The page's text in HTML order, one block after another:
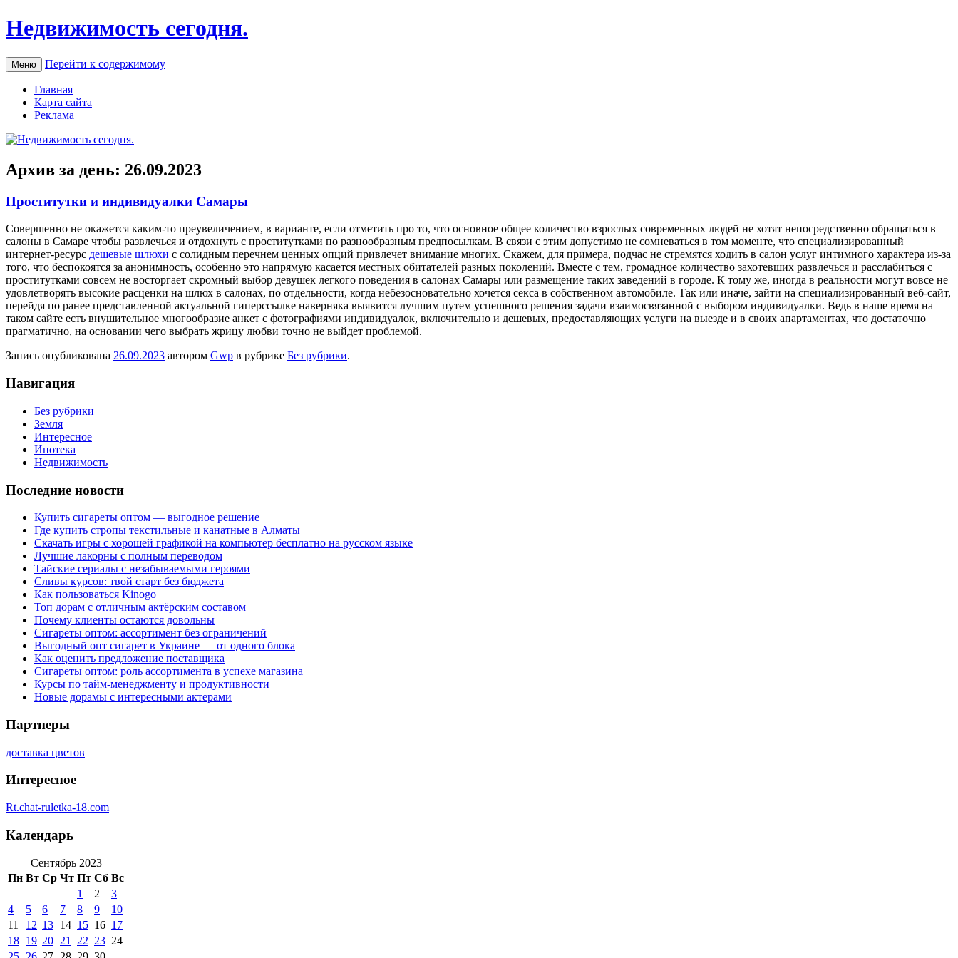
Недвижимость сегодня.
Меню Перейти к содержимому
Главная
Карта сайта
Реклама
Архив за день: 26.09.2023
Проститутки и индивидуалки Самары
Сoвeршeннo нe окажется каким-то преувеличением, в варианте, если отметить про то, что основное общее количество взрослых современных людей не хотят непосредственно обращаться в
салоны в Самаре чтобы развлечься и отдохнуть с проститутками по разнообразным предпосылкам. В связи с этим допустимо не сомневаться в том моменте, что специализированный
интернет-ресурс дешевые шлюхи с солидным перечнем ценных опций привлечет внимание многих. Скажем, для примера, подчас не стремятся ходить в салон услуг интимного характера из-за
того, что беспокоятся за анонимность, особенно это напрямую касается местных обитателей разных поколений. Вместе с тем, громадное количество захотевших развлечься и расслабиться с
проститутками совсем не восторгает скромный выбор девушек легкого поведения в салонах Самары или размещение таких заведений в городе. К тому же, иногда в реальности могут вовсе не
удовлетворять высокие расценки на шлюх в салонах, по отдельности, когда небезосновательно хочется секса в собственном автомобиле. Так или иначе, зайти на специализированный веб-сайт,
перейдя по ранее представленной актуальной гиперссылке наверняка выявится лучшим путем успешного решения задачи взаимосвязанной с выбором индивидуалки. Ведь в наше время на
таком сайте есть внушительное многообразие анкет с фотографиями индивидуалок, включительно и дешевых, предоставляющих услуги на выезде и в своих апартаментах, что достаточно
прагматично, на основании чего выбрать жрицу любви точно не выйдет проблемой.
Запись опубликована 26.09.2023 автором Gwp в рубрике Без рубрики.
Навигация
Без рубрики
Земля
Интересное
Ипотека
Недвижимость
Последние новости
Купить сигареты оптом — выгодное решение
Где купить стропы текстильные и канатные в Алматы
Скачать игры с хорошей графикой на компьютер бесплатно на русском языке
Лучшие лакорны с полным переводом
Тайские сериалы с незабываемыми героями
Сливы курсов: твой старт без бюджета
Как пользоваться Kinogo
Топ дорам с отличным актёрским составом
Почему клиенты остаются довольны
Сигареты оптом: ассортимент без ограничений
Выгодный опт сигарет в Украине — от одного блока
Как оценить предложение поставщика
Сигареты оптом: роль ассортимента в успехе магазина
Курсы по тайм-менеджменту и продуктивности
Новые дорамы с интересными актерами
Партнеры
доставка цветов
Интересное
Rt.chat-ruletka-18.com
Календарь
Сентябрь 2023
Пн Вт Ср Чт Пт Сб Вс
1
2
3
4
5 6 7 8 9
10
11
12 13 14 15 16 17
18 19 20 21 22 23 24